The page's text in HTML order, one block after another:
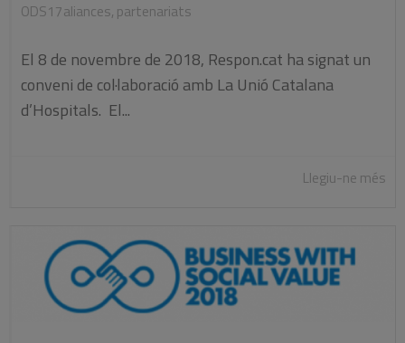
ODS17aliances, partenariats
El 8 de novembre de 2018, Respon.cat ha signat un
conveni de col·laboració amb La Unió Catalana
d’Hospitals. El...
Llegiu-ne més